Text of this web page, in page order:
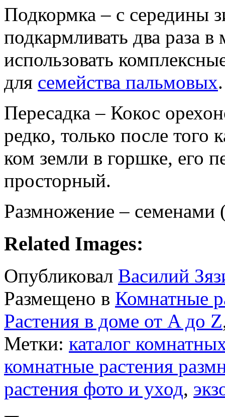
Подкормка – с середины
подкармливать два раза
использовать
для семейства пальмовых.
Пересадка – Кокос
редко, только после того
ком земли в горшке, его
просторный.
Размножение – семенами
Related Images:
Опубликовал Василий
Размещено в Комнатные
Растения в доме от A до Z
Метки: каталог
комнатные растения
растения фото и уход,